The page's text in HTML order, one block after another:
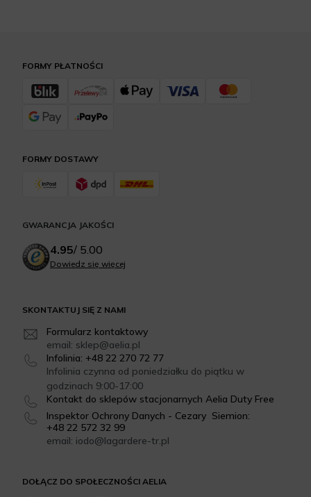
DOŁĄCZ DO SPOŁECZNOŚCI AELIA
SKONTAKTUJ SIĘ Z NAMI
Formularz kontaktowy
email: sklep@aelia.pl
Infolinia: +48 22 270 72 77
Infolinia czynna od poniedziałku do piątku w
godzinach 9:00-17:00
Kontakt do sklepów stacjonarnych Aelia Duty Free
Inspektor Ochrony Danych - Cezary Siemion:
+48 22 572 32 99
email: iodo@lagardere-tr.pl
FORMY DOSTAWY
FORMY PŁATNOŚCI
GWARANCJA JAKOŚCI
4.95/ 5.00
Dowiedz się więcej